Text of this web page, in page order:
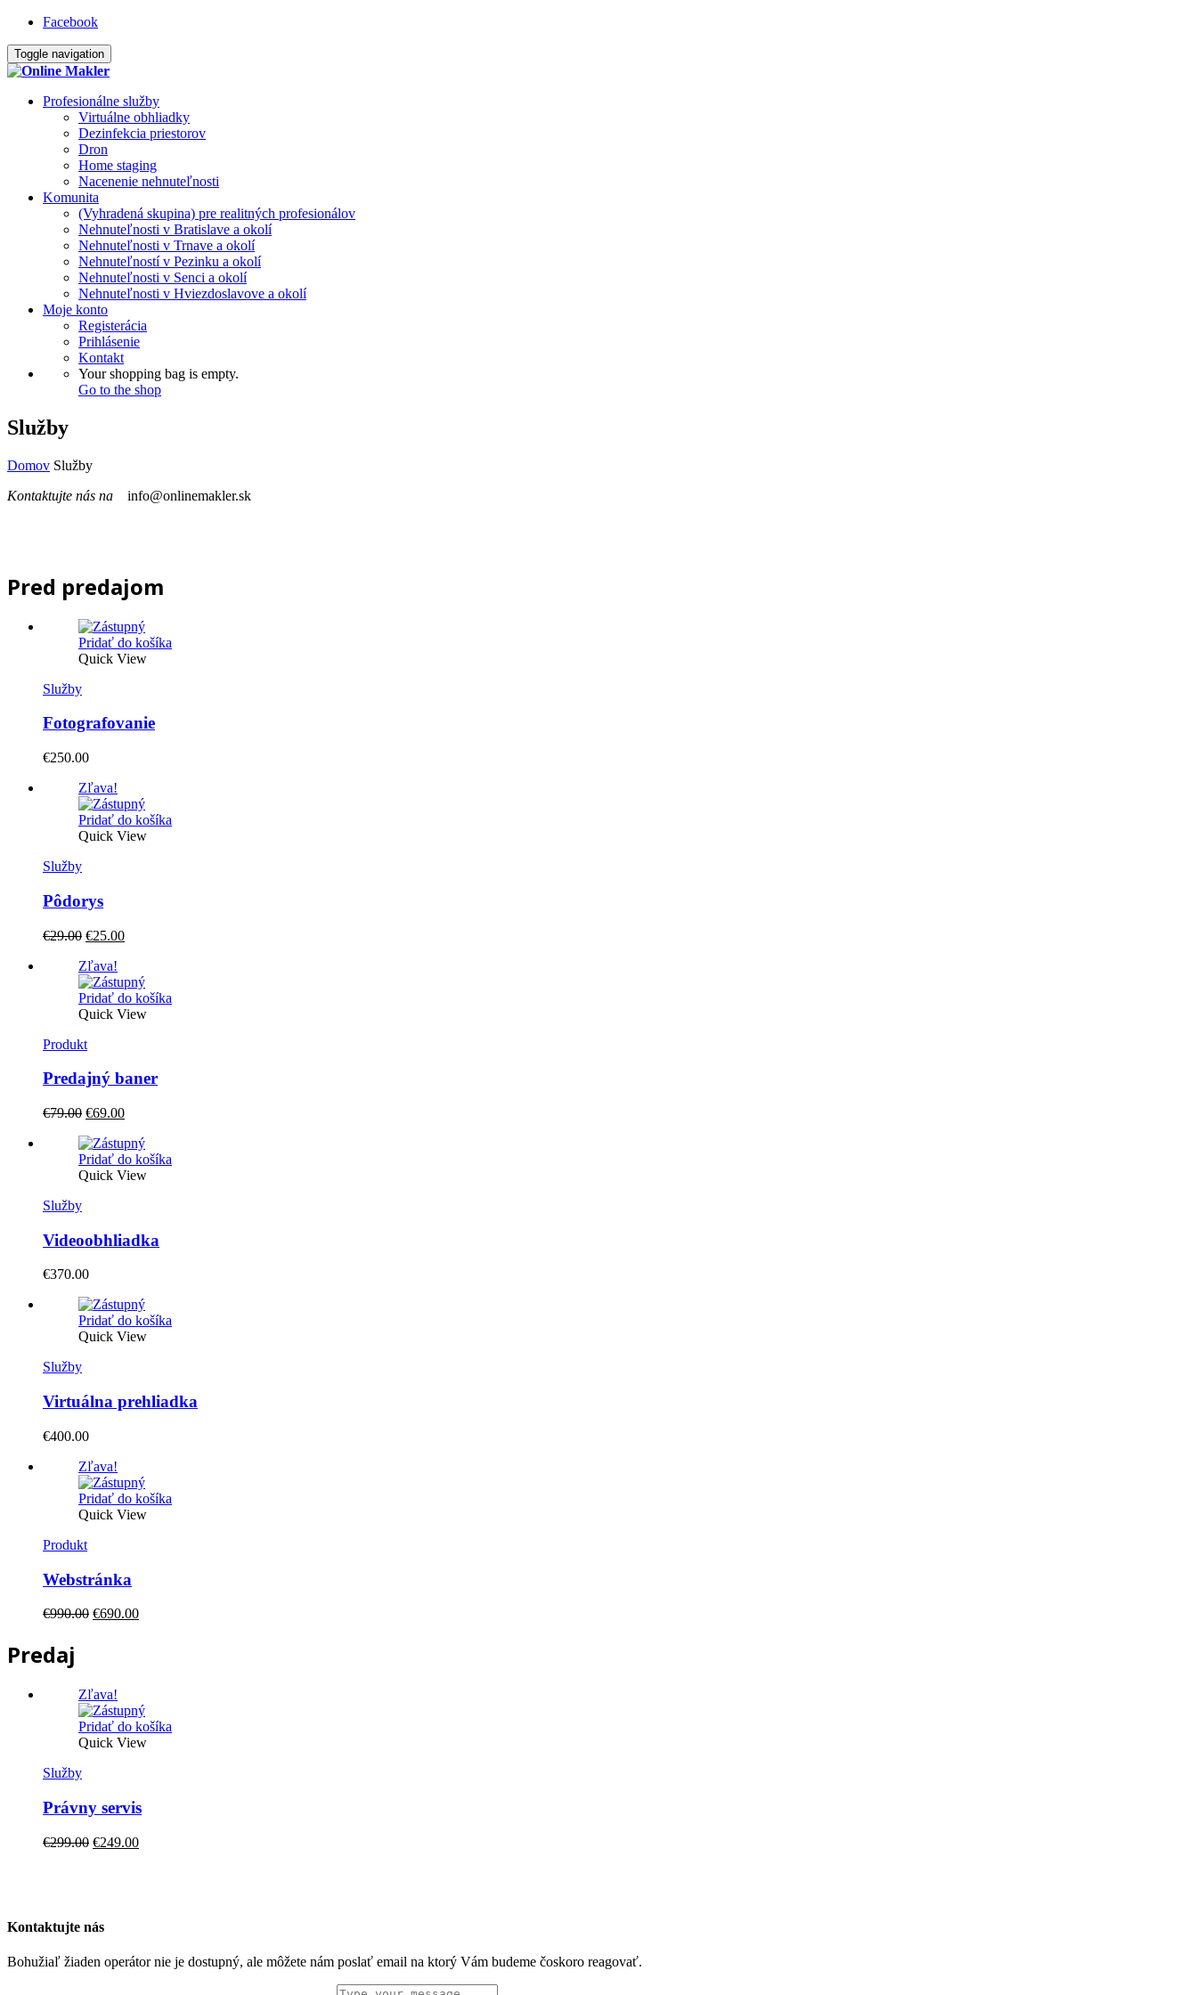
Facebook
Toggle navigation
Profesionálne služby
Virtuálne obhliadky
Dezinfekcia priestorov
Dron
Home staging
Nacenenie nehnuteľnosti
Komunita
(Vyhradená skupina) pre realitných profesionálov
Nehnuteľnosti v Bratislave a okolí
Nehnuteľnosti v Trnave a okolí
Nehnuteľností v Pezinku a okolí
Nehnuteľnosti v Senci a okolí
Nehnuteľnosti v Hviezdoslavove a okolí
Moje konto
Registerácia
Prihlásenie
Kontakt
Your shopping bag is empty.
Go to the shop
Služby
Domov Služby
Kontaktujte nás na
info@onlinemakler.sk
Pred predajom
Pridať do košíka
Quick View
Služby
Fotografovanie
€250.00
Zľava!
Pridať do košíka
Quick View
Služby
Pôdorys
€29.00 Original
was:
€29.00.
€25.00Current
€25.00.
Zľava!
Pridať do košíka
Quick View
Produkt
Predajný baner
€79.00 Original
was:
€79.00.
€69.00Current
is:
€69.00.
Pridať do košíka
Quick View
Služby
Videoobhliadka
€370.00
Pridať do košíka
Quick View
Služby
Virtuálna prehliadka
€400.00
Zľava!
Pridať do košíka
Quick View
Produkt
Webstránka
€990.00 Original
€690.00Current
Predaj
Zľava!
Pridať do košíka
Quick View
Služby
Právny servis
€299.00 Original
€249.00Current
Kontaktujte nás
Bohužiaľ žiaden operátor nie je dostupný, ale môžete nám poslať email na ktorý Vám budeme čoskoro reagovať.